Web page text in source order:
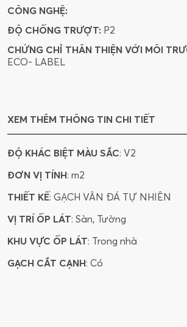
CÔNG NGHỆ:
ĐỘ CHỐNG TRƯỢT: P2
CHỨNG CHỈ THÂN THIỆN VỚI MÔI
ECO- LABEL
XEM THÊM THÔNG TIN CHI TIẾT
ĐỘ KHÁC BIỆT MÀU SẮC: V2
ĐƠN VỊ TÍNH: m2
THIẾT KẾ: GẠCH VÂN ĐÁ TỰ NHIÊN
VỊ TRÍ ỐP LÁT: Sàn, Tường
KHU VỰC ỐP LÁT: Trong nhà
GẠCH CẮT CẠNH: Có